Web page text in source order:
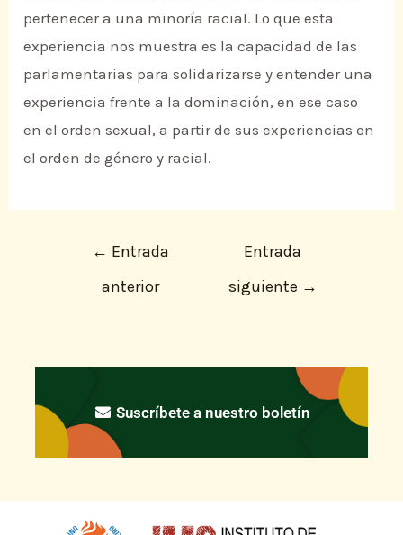
pertenecer a una minoría racial. Lo que esta
experiencia nos muestra es la capacidad de las
parlamentarias para solidarizarse y entender una
experiencia frente a la dominación, en ese caso
en el orden sexual, a partir de sus experiencias en
el orden de género y racial.
← Entrada
anterior
Entrada
siguiente →
Suscríbete a nuestro boletín